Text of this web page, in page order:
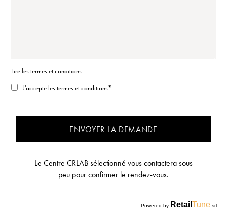
Lire les termes et conditions
J'accepte les termes et conditions*
ENVOYER LA DEMANDE
Le Centre CRLAB sélectionné vous contactera sous
peu pour confirmer le rendez-vous.
Powered by Retail Tune srl